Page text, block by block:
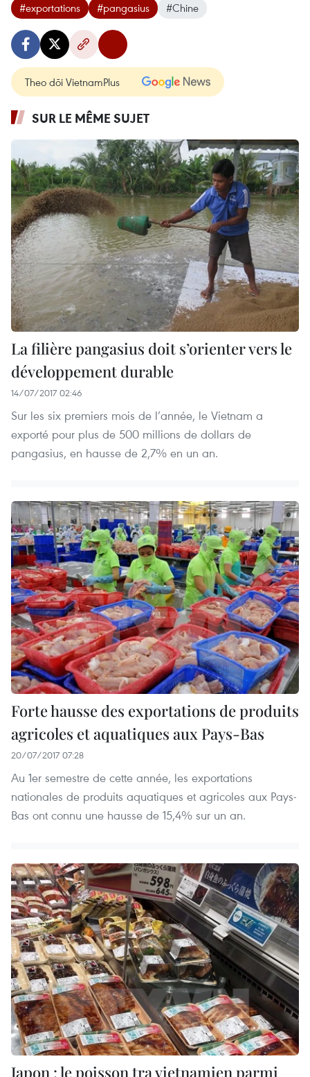
#exportations #pangasius #Chine
Theo dõi VietnamPlus
SUR LE MÊME SUJET
La filière pangasius doit s’orienter vers le
développement durable
14/07/2017 02:46
Sur les six premiers mois de l’année, le Vietnam a
exporté pour plus de 500 millions de dollars de
pangasius, en hausse de 2,7% en un an.
Forte hausse des exportations de produits
agricoles et aquatiques aux Pays-Bas
20/07/2017 07:28
Au 1er semestre de cette année, les exportations
nationales de produits aquatiques et agricoles aux Pays-
Bas ont connu une hausse de 15,4% sur un an.
Japon : le poisson tra vietnamien parmi